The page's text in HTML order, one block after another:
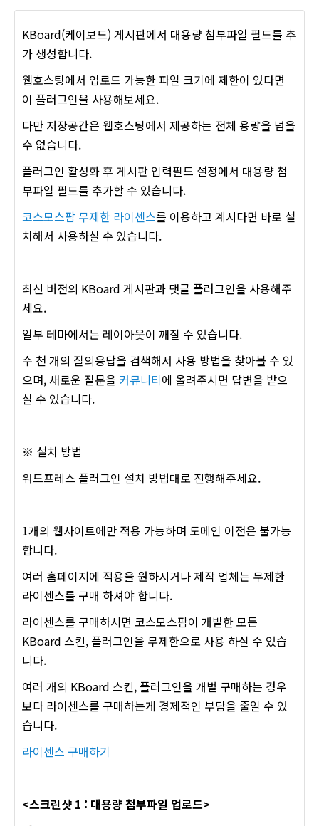
KBoard(케이보드) 게시판에서 대용량 첨부파일 필드를 추
가 생성합니다.
웹호스팅에서 업로드 가능한 파일 크기에 제한이 있다면
이 플러그인을 사용해보세요.
다만 저장공간은 웹호스팅에서 제공하는 전체 용량을 넘을
수 없습니다.
플러그인 활성화 후 게시판 입력필드 설정에서 대용량 첨
부파일 필드를 추가할 수 있습니다.
코스모스팜 무제한 라이센스를 이용하고 계시다면 바로 설
치해서 사용하실 수 있습니다.
최신 버전의 KBoard 게시판과 댓글 플러그인을 사용해주
세요.
일부 테마에서는 레이아웃이 깨질 수 있습니다.
수 천 개의 질의응답을 검색해서 사용 방법을 찾아볼 수 있
으며, 새로운 질문을 커뮤니티에 올려주시면 답변을 받으
실 수 있습니다.
※ 설치 방법
워드프레스 플러그인 설치 방법대로 진행해주세요.
1개의 웹사이트에만 적용 가능하며 도메인 이전은 불가능
합니다.
여러 홈페이지에 적용을 원하시거나 제작 업체는 무제한
라이센스를 구매 하셔야 합니다.
라이센스를 구매하시면 코스모스팜이 개발한 모든
KBoard 스킨, 플러그인을 무제한으로 사용 하실 수 있습
니다.
여러 개의 KBoard 스킨, 플러그인을 개별 구매하는 경우
보다 라이센스를 구매하는게 경제적인 부담을 줄일 수 있
습니다.
라이센스 구매하기
<스크린샷 1 : 대용량 첨부파일 업로드>